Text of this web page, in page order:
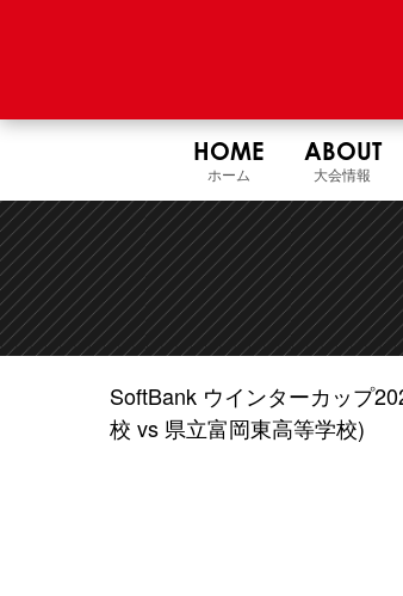
HOME
ホーム
ABOUT
大会情報
SoftBank ウインターカップ
校 vs 県立富岡東高等学校)